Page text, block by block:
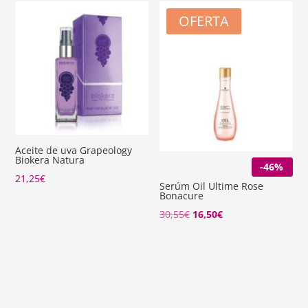
Aceite de uva Grapeology
Biokera Natura
21,25€
OFERTA
-46%
Serúm Oil Ultime Rose
Bonacure
30,55€ El
16,50€El